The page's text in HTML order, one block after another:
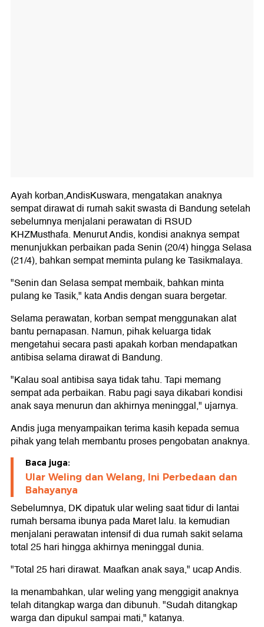
Ayah korban,AndisKuswara, mengatakan anaknya
sempat dirawat di rumah sakit swasta di Bandung setelah
sebelumnya menjalani perawatan di RSUD
KHZMusthafa. Menurut Andis, kondisi anaknya sempat
menunjukkan perbaikan pada Senin (20/4) hingga Selasa
(21/4), bahkan sempat meminta pulang ke Tasikmalaya.
"Senin dan Selasa sempat membaik, bahkan minta
pulang ke Tasik," kata Andis dengan suara bergetar.
Selama perawatan, korban sempat menggunakan alat
bantu pernapasan. Namun, pihak keluarga tidak
mengetahui secara pasti apakah korban mendapatkan
antibisa selama dirawat di Bandung.
"Kalau soal antibisa saya tidak tahu. Tapi memang
sempat ada perbaikan. Rabu pagi saya dikabari kondisi
anak saya menurun dan akhirnya meninggal," ujarnya.
Andis juga menyampaikan terima kasih kepada semua
pihak yang telah membantu proses pengobatan anaknya.
Baca juga:
Ular Weling dan Welang, Ini Perbedaan dan
Bahayanya
Sebelumnya, DK dipatuk ular weling saat tidur di lantai
rumah bersama ibunya pada Maret lalu. Ia kemudian
menjalani perawatan intensif di dua rumah sakit selama
total 25 hari hingga akhirnya meninggal dunia.
"Total 25 hari dirawat. Maafkan anak saya," ucap Andis.
Ia menambahkan, ular weling yang menggigit anaknya
telah ditangkap warga dan dibunuh. "Sudah ditangkap
warga dan dipukul sampai mati," katanya.